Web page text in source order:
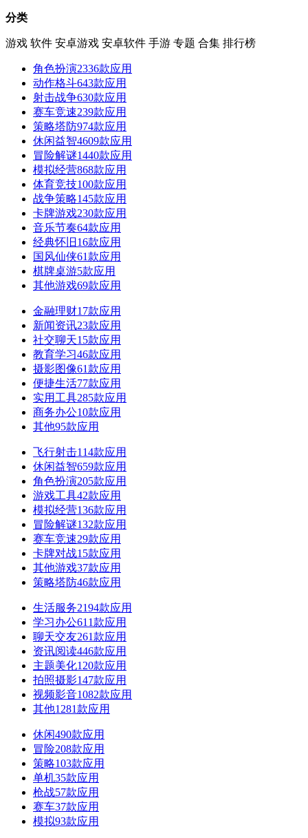
分类
游戏 软件 安卓游戏 安卓软件 手游 专题 合集 排行榜
角色扮演2336款应用
动作格斗643款应用
射击战争630款应用
赛车竞速239款应用
策略塔防974款应用
休闲益智4609款应用
冒险解谜1440款应用
模拟经营868款应用
体育竞技100款应用
战争策略145款应用
卡牌游戏230款应用
音乐节奏64款应用
经典怀旧 16款应用
国风仙侠61款应用
棋牌桌游5款应用
其他游戏69款应用
金融理财17款应用
新闻资讯23款应用
社交聊天15款应用
教育学习46款应用
摄影图像61款应用
便捷生活77款应用
实用工具285款应用
商务办公10款应用
其他95款应用
飞行射击114款应用
休闲益智659款应用
角色扮演205款应用
游戏工具42款应用
模拟经营136款应用
冒险解谜132款应用
赛车竞速29款应用
卡牌对战15款应用
其他游戏37款应用
策略塔防46款应用
生活服务2194款应用
学习办公611款应用
聊天交友261款应用
资讯阅读446款应用
主题美化120款应用
拍照摄影147款应用
视频影音1082款应用
其他1281款应用
休闲490款应用
冒险208款应用
策略103款应用
单机35款应用
枪战57款应用
赛车37款应用
模拟93款应用